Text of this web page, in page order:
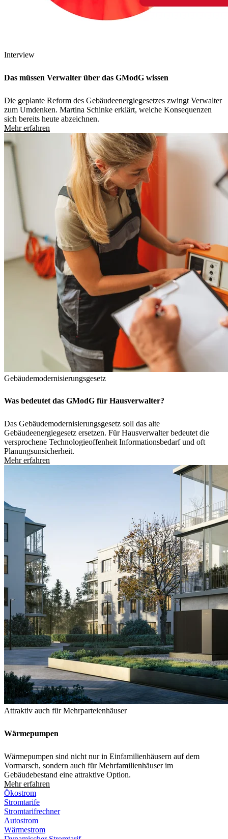
Interview
Das müssen Verwalter über das GModG wissen
Die geplante Reform des Gebäudeenergiegesetzes zwingt Verwalter
zum Umdenken. Martina Schinke erklärt, welche Konsequenzen
sich bereits heute abzeichnen.
Mehr erfahren
Gebäudemodernisierungsgesetz
Was bedeutet das GModG für Hausverwalter?
Das Gebäudemodernisierungsgesetz soll das alte
Gebäudeenergiegesetz ersetzen. Für Hausverwalter bedeutet die
versprochene Technologieoffenheit Informationsbedarf und oft
Planungsunsicherheit.
Mehr erfahren
Attraktiv auch für Mehrparteienhäuser
Wärmepumpen
Wärmepumpen sind nicht nur in Einfamilienhäusern auf dem
Vormarsch, sondern auch für Mehrfamilienhäuser im
Gebäudebestand eine attraktive Option.
Mehr erfahren
Ökostrom
Stromtarife
Stromtarifrechner
Autostrom
Wärmestrom